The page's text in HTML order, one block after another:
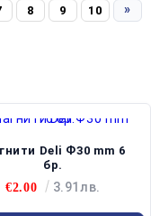
8 9 10 »
Ф30 mm 6
бр.
€2.00
3.91лв.